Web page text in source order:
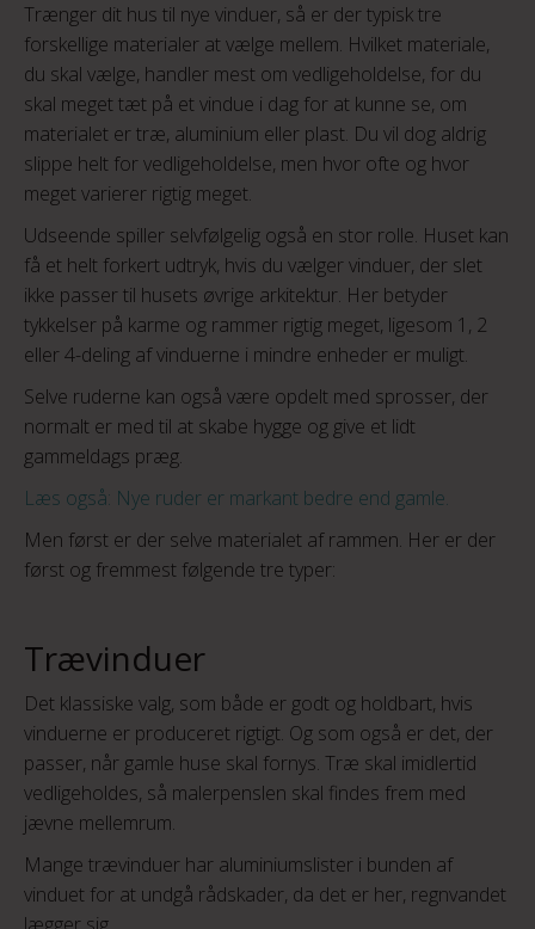
Trænger dit hus til nye vinduer, så er der typisk tre
forskellige materialer at vælge mellem. Hvilket materiale,
du skal vælge, handler mest om vedligeholdelse, for du
skal meget tæt på et vindue i dag for at kunne se, om
materialet er træ, aluminium eller plast. Du vil dog aldrig
slippe helt for vedligeholdelse, men hvor ofte og hvor
meget varierer rigtig meget.
Udseende spiller selvfølgelig også en stor rolle. Huset kan
få et helt forkert udtryk, hvis du vælger vinduer, der slet
ikke passer til husets øvrige arkitektur. Her betyder
tykkelser på karme og rammer rigtig meget, ligesom 1, 2
eller 4-deling af vinduerne i mindre enheder er muligt.
Selve ruderne kan også være opdelt med sprosser, der
normalt er med til at skabe hygge og give et lidt
gammeldags præg.
Læs også: Nye ruder er markant bedre end gamle.
Men først er der selve materialet af rammen. Her er der
først og fremmest følgende tre typer:
Trævinduer
Det klassiske valg, som både er godt og holdbart, hvis
vinduerne er produceret rigtigt. Og som også er det, der
passer, når gamle huse skal fornys. Træ skal imidlertid
vedligeholdes, så malerpenslen skal findes frem med
jævne mellemrum.
Mange trævinduer har aluminiumslister i bunden af
vinduet for at undgå rådskader, da det er her, regnvandet